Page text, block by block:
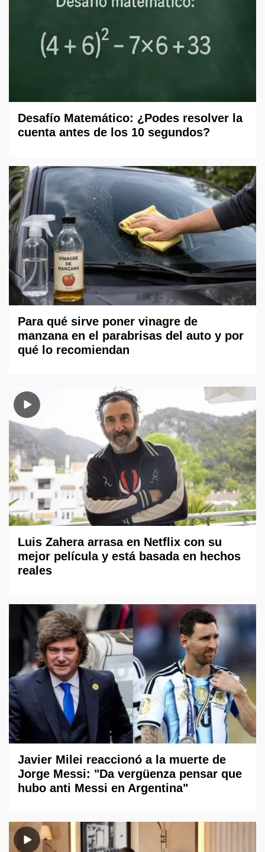
Desafío Matemático: ¿Podes resolver la
cuenta antes de los 10 segundos?
Para qué sirve poner vinagre de
manzana en el parabrisas del auto y por
qué lo recomiendan
Luis Zahera arrasa en Netflix con su
mejor película y está basada en hechos
reales
Javier Milei reaccionó a la muerte de
Jorge Messi: "Da vergüenza pensar que
hubo anti Messi en Argentina"